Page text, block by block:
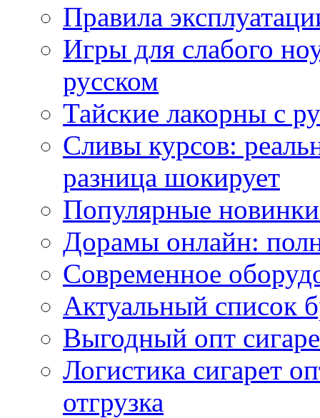
Правила
Игры для слабого
русском
Тайские лакорны с
Сливы курсов:
разница шокирует
Популярные
Дорамы онлайн:
Современное
Актуальный список
Выгодный опт
Логистика сигарет
отгрузка